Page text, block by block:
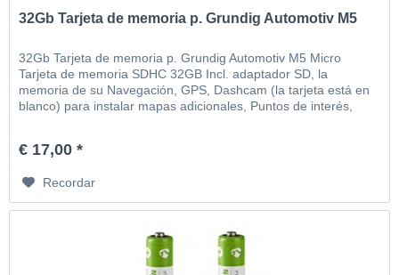
32Gb Tarjeta de memoria p. Grundig Automotiv M5
32Gb Tarjeta de memoria p. Grundig Automotiv M5 Micro
Tarjeta de memoria SDHC 32GB Incl. adaptador SD, la
memoria de su Navegación, GPS, Dashcam (la tarjeta está en
blanco) para instalar mapas adicionales, Puntos de interés,
€ 17,00 *
Recordar